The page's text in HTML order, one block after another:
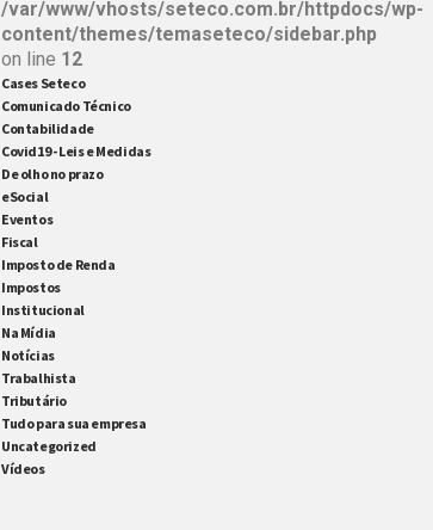
/var/www/vhosts/seteco.com.br/httpdocs/wp-
content/themes/temaseteco/sidebar.php
on line 12
Cases Seteco
Comunicado Técnico
Contabilidade
Covid19 - Leis e Medidas
De olho no prazo
eSocial
Eventos
Fiscal
Imposto de Renda
Impostos
Institucional
Na Mídia
Notícias
Trabalhista
Tributário
Tudo para sua empresa
Uncategorized
Vídeos